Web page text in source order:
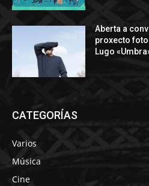
Aberta a
proxecto
Lugo
CATEGORÍAS
Varios
Música
Cine